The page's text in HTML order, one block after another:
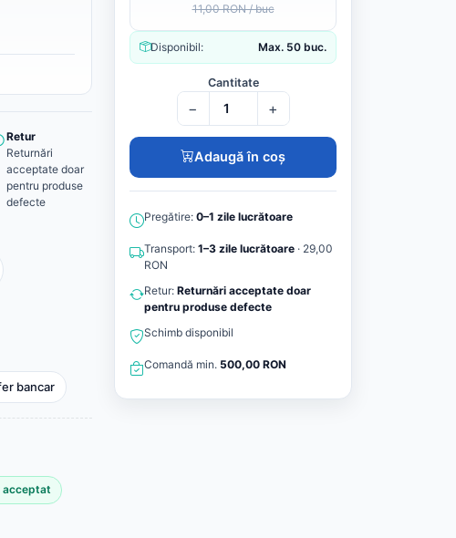
Retur
Returnări
acceptate doar
pentru produse
defecte
bancar
acceptat
11,00 RON / buc
Disponibil: Max. 50 buc.
Cantitate
− +
Adaugă în coș
Pregătire: 0–1 zile lucrătoare
Transport: 1–3 zile lucrătoare · 29,00
RON
Retur: Returnări acceptate doar
pentru produse defecte
Schimb disponibil
Comandă min. 500,00 RON